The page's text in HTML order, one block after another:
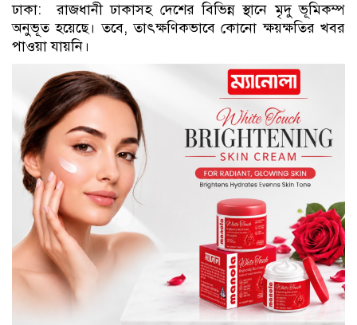
ঢাকা: রাজধানী ঢাকাসহ দেশের বিভিন্ন স্থানে মৃদু ভূমিকম্প
অনুভূত হয়েছে। তবে, তাৎক্ষণিকভাবে কোনো ক্ষয়ক্ষতির খবর
পাওয়া যায়নি।